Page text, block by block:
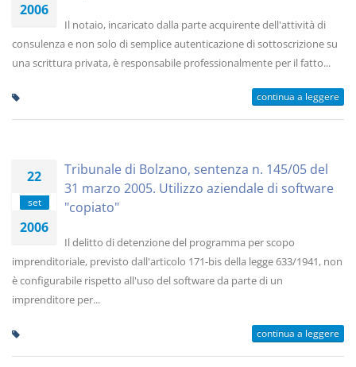
2006
Il notaio, incaricato dalla parte acquirente dell'attività di
consulenza e non solo di semplice autenticazione di sottoscrizione su
una scrittura privata, è responsabile professionalmente per il fatto...
continua a leggere
22
set
2006
Tribunale di Bolzano, sentenza n. 145/05 del
31 marzo 2005. Utilizzo aziendale di software
"copiato"
Il delitto di detenzione del programma per scopo
imprenditoriale, previsto dall'articolo 171-bis della legge 633/1941, non
è configurabile rispetto all'uso del software da parte di un
imprenditore per...
continua a leggere